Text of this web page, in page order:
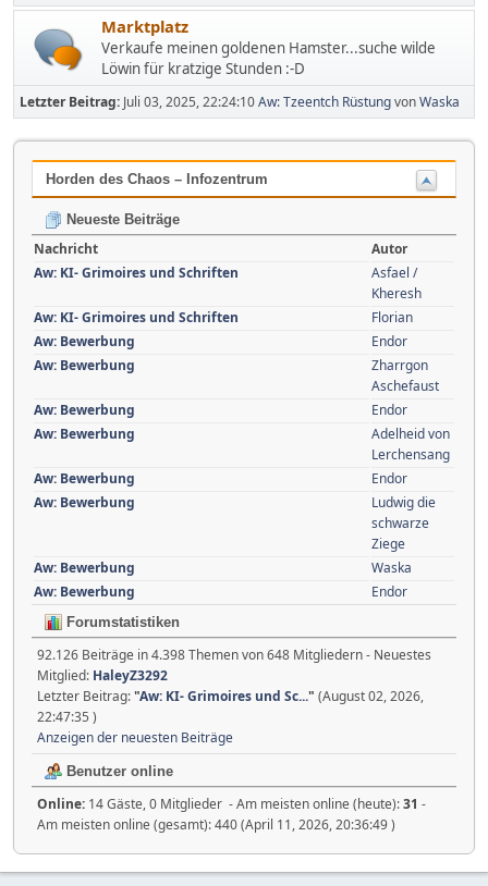
Marktplatz
Verkaufe meinen goldenen Hamster...suche wilde
Löwin für kratzige Stunden :-D
Letzter Beitrag: Juli 03, 2025, 22:24:10Aw: Tzeentch RüstungvonWaska
Horden des Chaos – Infozentrum
Neueste Beiträge
Nachricht
Autor
Aw: KI- Grimoires und Schriften
Asfael /
Kheresh
Aw: KI- Grimoires und Schriften
Florian
Aw: Bewerbung
Endor
Aw: Bewerbung
Zharrgon
Aschefaust
Aw: Bewerbung
Endor
Aw: Bewerbung
Adelheid von
Lerchensang
Aw: Bewerbung
Endor
Aw: Bewerbung
Ludwig die
schwarze
Ziege
Aw: Bewerbung
Waska
Aw: Bewerbung
Endor
Forumstatistiken
92.126 Beiträge in 4.398 Themen von 648 Mitgliedern - Neuestes
Mitglied: HaleyZ3292
Letzter Beitrag:"Aw: KI- Grimoires und Sc..." (August 02, 2026,
22:47:35 )
Anzeigen der neuesten Beiträge
Benutzer online
Online: 14 Gäste, 0 Mitglieder - Am meisten online (heute):31 -
Am meisten online (gesamt): 440 (April 11, 2026, 20:36:49 )